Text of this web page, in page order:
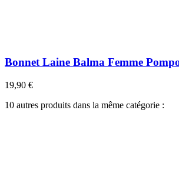
Bonnet Laine Balma Femme
19,90 €
10 autres produits dans la même catégorie :